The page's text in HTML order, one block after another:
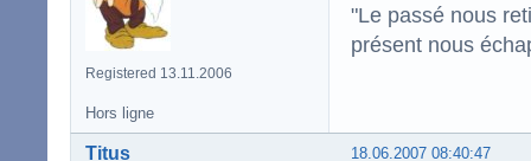
Registered 13.11.2006
"Le passé nous
présent nous
Hors ligne
18.06.2007 08:40:47
Titus